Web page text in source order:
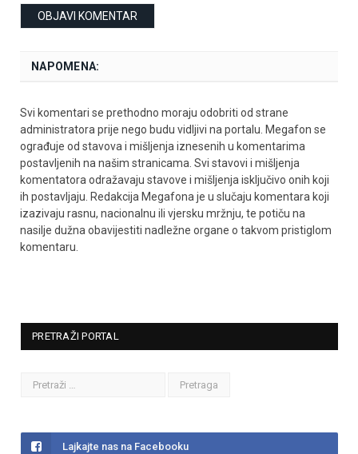
NAPOMENA:
Svi komentari se prethodno moraju odobriti od strane
administratora prije nego budu vidljivi na portalu. Megafon se
ograđuje od stavova i mišljenja iznesenih u komentarima
postavljenih na našim stranicama. Svi stavovi i mišljenja
komentatora odražavaju stavove i mišljenja isključivo onih koji
ih postavljaju. Redakcija Megafona je u slučaju komentara koji
izazivaju rasnu, nacionalnu ili vjersku mržnju, te potiču na
nasilje dužna obavijestiti nadležne organe o takvom pristiglom
komentaru.
PRETRAŽI PORTAL
Lajkajte nas na Facebooku